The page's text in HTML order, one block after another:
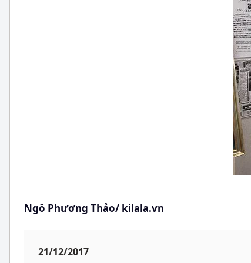
Ngô Phương Thảo/ kilala.vn
21/12/2017